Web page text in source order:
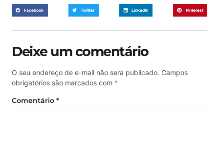
Facebook Twitter LinkedIn Pinterest
Deixe um comentário
O seu endereço de e-mail não será publicado. Campos
obrigatórios são marcados com *
Comentário *